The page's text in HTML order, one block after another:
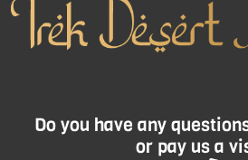
Do you have any
or pay us a